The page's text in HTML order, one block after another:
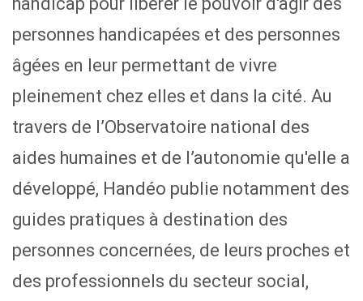
personnes handicapées et des personnes
âgées en leur permettant de vivre
pleinement chez elles et dans la cité. Au
travers de l’Observatoire national des
aides humaines et de l’autonomie qu'elle a
développé, Handéo publie notamment des
guides pratiques à destination des
personnes concernées, de leurs proches et
des professionnels du secteur social,